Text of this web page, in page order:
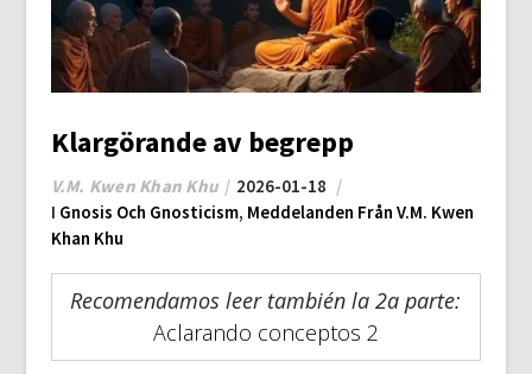
Klargörande av begrepp
V.M. Kwen Khan Khu
2026-01-18
I Gnosis Och Gnosticism, Meddelanden Från V.M. Kwen
Khan Khu
Recomendamos leer también la 2a parte:
Aclarando conceptos 2